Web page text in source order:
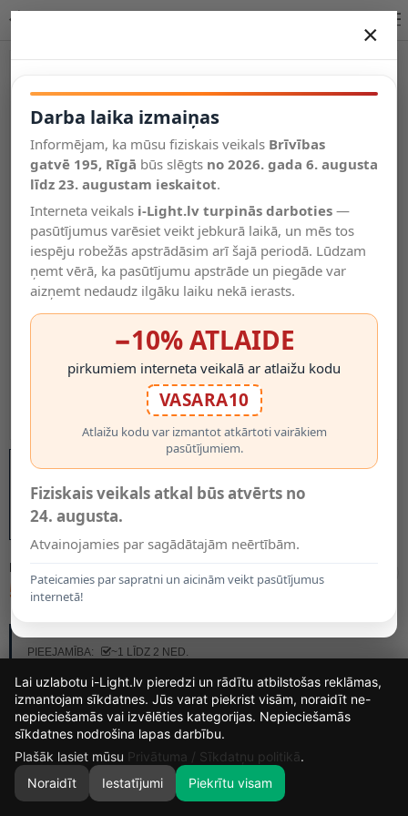
Salīdzināt
Vēlmju
saraksts
Valodas
0
MODELIS:
5.99€
PIEEJAMĪBA:
~1 LĪDZ 2 NED.
×
Darba laika izmaiņas
Informējam, ka mūsu fiziskais veikals Brīvības
gatvē 195, Rīgā būs slēgts no 2026. gada 6. augusta
līdz 23. augustam ieskaitot.
Interneta veikals i-Light.lv turpinās darboties —
pasūtījumus varēsiet veikt jebkurā laikā, un mēs tos
iespēju robežās apstrādāsim arī šajā periodā. Lūdzam
ņemt vērā, ka pasūtījumu apstrāde un piegāde var
aizņemt nedaudz ilgāku laiku nekā ierasts.
−10% ATLAIDE
pirkumiem interneta veikalā ar atlaižu kodu
VASARA10
Atlaižu kodu var izmantot atkārtoti vairākiem
pasūtījumiem.
Fiziskais veikals atkal būs atvērts no
24. augusta.
Atvainojamies par sagādātajām neērtībām.
Pateicamies par sapratni un aicinām veikt pasūtījumus
internetā!
15
DIENAS
17
STUNDAS
53
MIN.
11
Lai uzlabotu i-Light.lv pieredzi un rādītu atbilstošas reklāmas,
izmantojam sīkdatnes. Jūs varat piekrist visām, noraidīt ne-
nepieciešamās vai izvēlēties kategorijas. Nepieciešamās
sīkdatnes nodrošina lapas darbību.
Plašāk lasiet mūsu Privātuma / Sīkdatņu politikā.
Noraidīt
Iestatījumi Piekrītu visam